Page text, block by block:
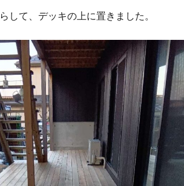
して、デッキの上に置きました。